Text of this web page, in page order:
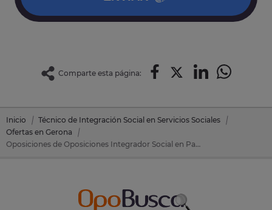
Comparte esta página:
Inicio
Técnico de Integración Social en Servicios Sociales
Ofertas en Gerona
Oposiciones de Oposiciones Integrador Social en Palafrugell (Gerona)